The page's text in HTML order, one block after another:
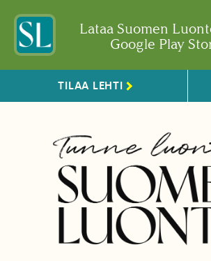
Lataa Suomen
Google Play
TILAA LEHTI